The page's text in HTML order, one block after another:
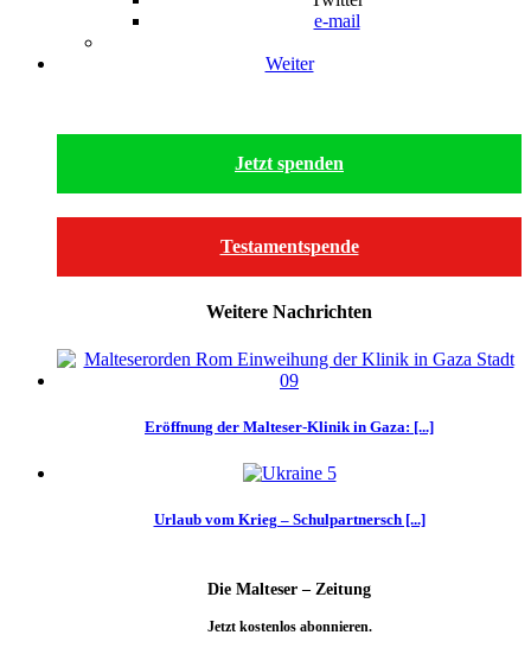
e-mail
Weiter
Jetzt spenden
Testamentspende
Weitere Nachrichten
Eröffnung der Malteser-Klinik in Gaza: [...]
Urlaub vom Krieg – Schulpartnersch [...]
Die Malteser – Zeitung
Jetzt kostenlos abonnieren.